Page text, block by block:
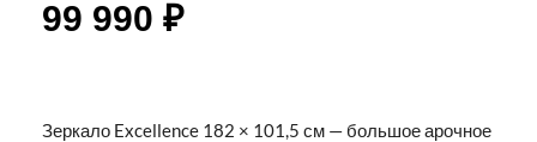
99 990 ₽
Зеркало Excellence 182 × 101,5 см — большое арочное